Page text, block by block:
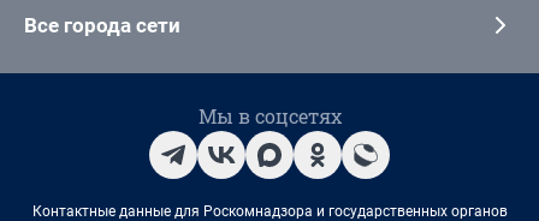
Все города сети
Мы в соцсетях
Контактные данные для Роскомнадзора и государственных органов